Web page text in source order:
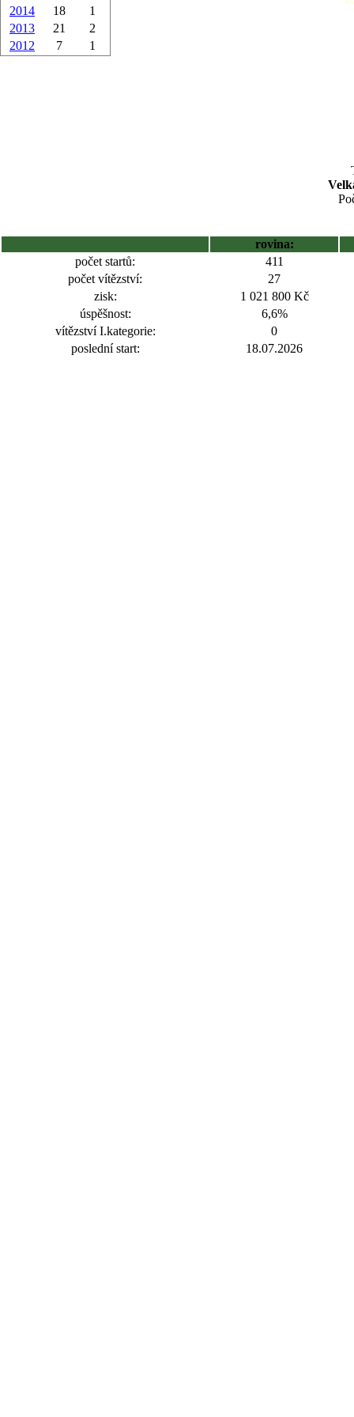
2014
18
1
2013
21
2
2012
7 1
rovina:
počet startů:
411
počet vítězství:
27
zisk:
1 021 800 Kč
úspěšnost:
6,6%
vítězství I.kategorie:
0
poslední start:
18.07.2026